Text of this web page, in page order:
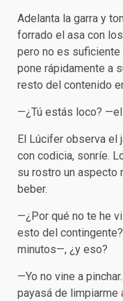
Adelanta la garra y
forrado el asa con
pero no es suficiente
pone rápidamente a
resto del contenido
—¿Tú estás loco?
El Lúcifer observa el
con codicia, sonríe.
su rostro un aspecto
beber.
—¿Por qué no te he
esto del
minutos—, ¿y eso?
—Yo no vine a
payasá de limpiarme